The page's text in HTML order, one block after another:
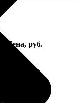
Цена, руб.
1490